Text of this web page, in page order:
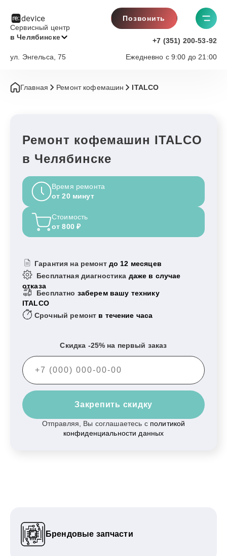
Сервисный центр
в Челябинске
Позвонить
+7 (351) 200-53-92
Ежедневно с 9:00 до 21:00
ул. Энгельса, 75
Главная Ремонт кофемашин ITALCO
Ремонт кофемашин ITALCO
в Челябинске
Время ремонта
от 20 минут
Стоимость
от 800 ₽
Гарантия на ремонт до 12 месяцев
Бесплатная диагностика даже в случае
отказа
Бесплатно заберем вашу технику
ITALCO
Срочный ремонт в течение часа
Скидка -25% на первый заказ
Закрепить скидку
Отправляя, Вы соглашаетесь с политикой
конфиденциальности данных
Брендовые запчасти